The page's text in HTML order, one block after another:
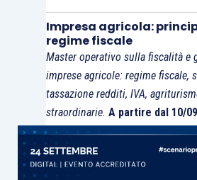
fiscale, per poi procedere al
deivalori economici con un
aumento di capitale
Impresa agricola:
regime fiscale
Master operativo sulla fiscalità e
imprese agricole: regime fiscale,
tassazione redditi, IVA,
straordinarie. A partire dal 10/